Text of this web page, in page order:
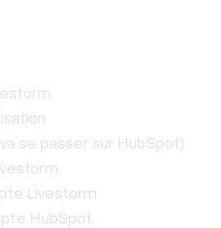
se passer sur HubSpot):
Livestorm
HubSpot